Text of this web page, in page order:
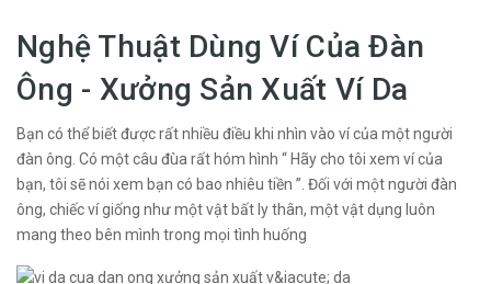
Nghệ Thuật Dùng Ví Của Đàn
Ông - Xưởng Sản Xuất Ví Da
Bạn có thể biết được rất nhiều điều khi nhìn vào ví của một người
đàn ông. Có một câu đùa rất hóm hình “ Hãy cho tôi xem ví của
bạn, tôi sẽ nói xem bạn có bao nhiêu tiền ”. Đối với một người đàn
ông, chiếc ví giống như một vật bất ly thân, một vật dụng luôn
mang theo bên mình trong mọi tình huống